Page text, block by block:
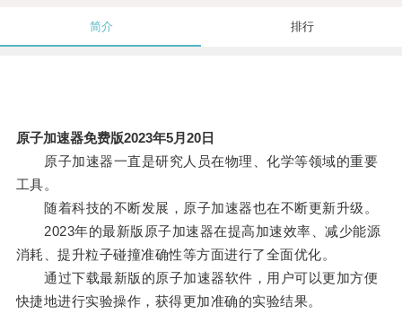
简介 排行
原子加速器免费版2023年5月20日
原子加速器一直是研究人员在物理、化学等领域的重要
工具。
随着科技的不断发展，原子加速器也在不断更新升级。
2023年的最新版原子加速器在提高加速效率、减少能源
消耗、提升粒子碰撞准确性等方面进行了全面优化。
通过下载最新版的原子加速器软件，用户可以更加方便
快捷地进行实验操作，获得更加准确的实验结果。